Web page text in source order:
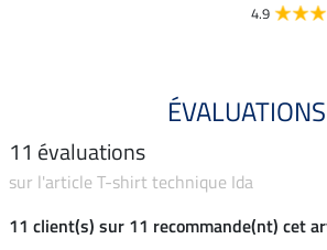
4.9
ÉVALUATIONS
11 évaluations
sur l'article T-shirt technique Ida
11 client(s) sur 11 recommande(nt) cet